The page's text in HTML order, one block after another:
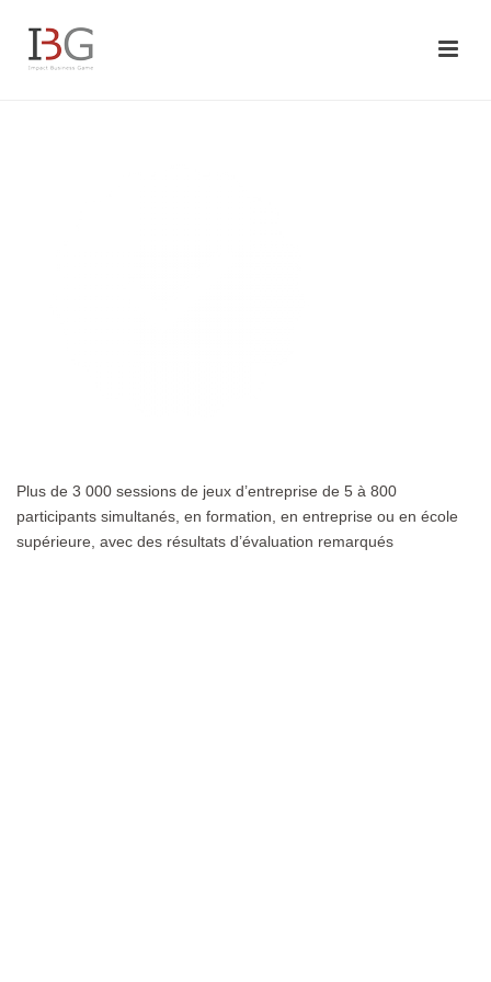
Plus de 3 000 sessions de jeux d’entreprise de 5 à 800
participants simultanés, en formation, en entreprise ou en école
supérieure, avec des résultats d’évaluation remarqués